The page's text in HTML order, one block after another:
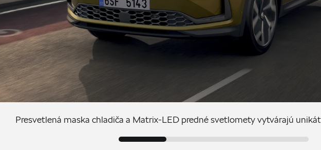
Presvetlená maska chladiča a Matrix-LED predné svetlomety vytvárajú